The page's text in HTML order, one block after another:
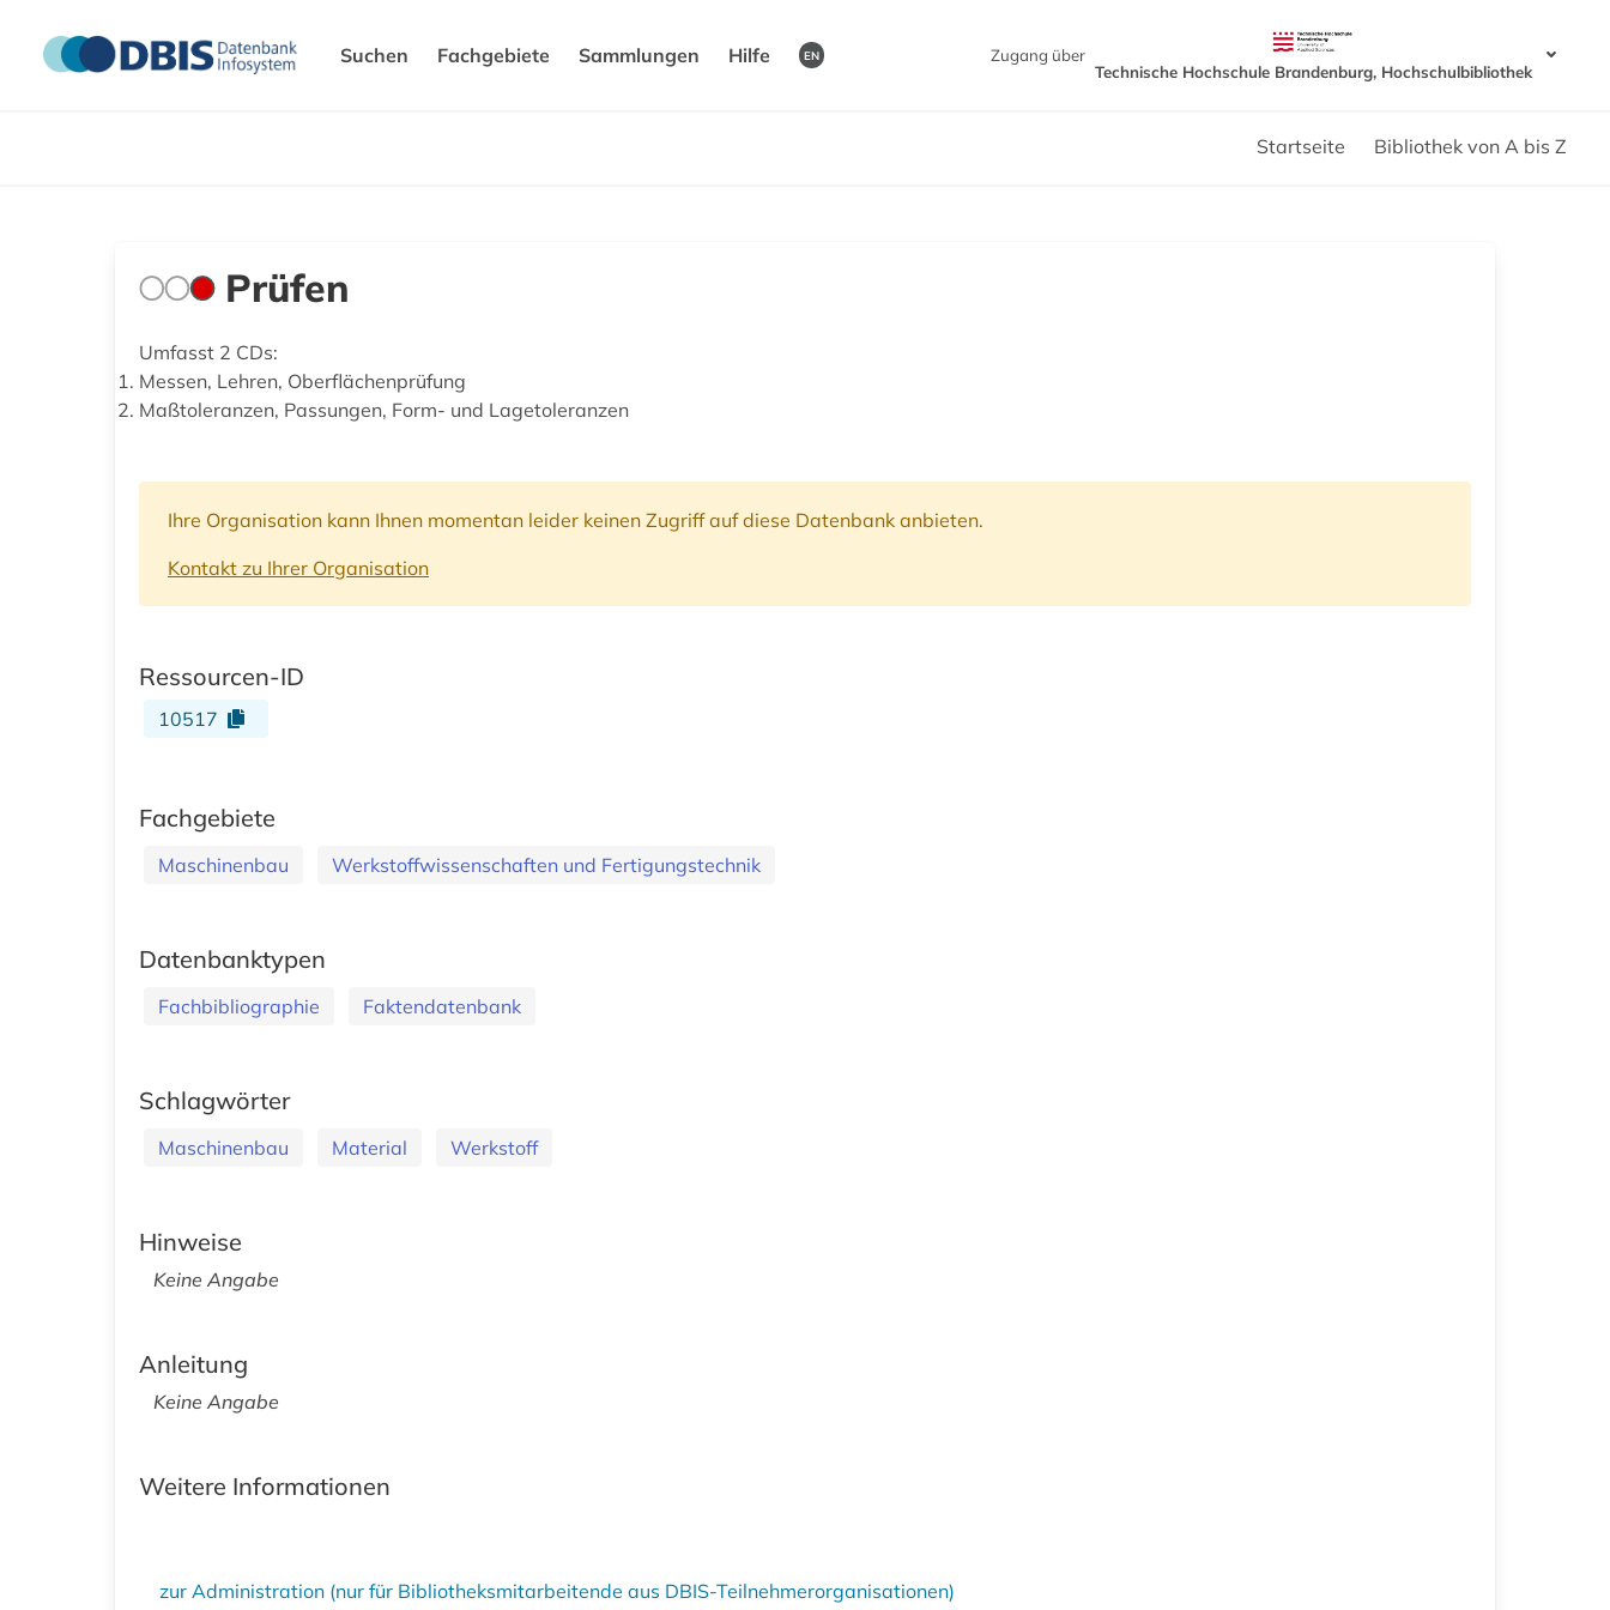
Suchen Fachgebiete Sammlungen Hilfe EN
Zugang über
Technische Hochschule Brandenburg, Hochschulbibliothek
Startseite Bibliothek von A bis Z
Prüfen
Umfasst 2 CDs:
Messen, Lehren, Oberflächenprüfung
Maßtoleranzen, Passungen, Form- und Lagetoleranzen
Ihre Organisation kann Ihnen momentan leider keinen Zugriff auf diese Datenbank anbieten.
Kontakt zu Ihrer Organisation
Ressourcen-ID
10517
Fachgebiete
Maschinenbau Werkstoffwissenschaften und Fertigungstechnik
Datenbanktypen
Fachbibliographie Faktendatenbank
Schlagwörter
Maschinenbau Material Werkstoff
Hinweise
Keine Angabe
Anleitung
Keine Angabe
Weitere Informationen
zur Administration (nur für Bibliotheksmitarbeitende aus DBIS-Teilnehmerorganisationen)